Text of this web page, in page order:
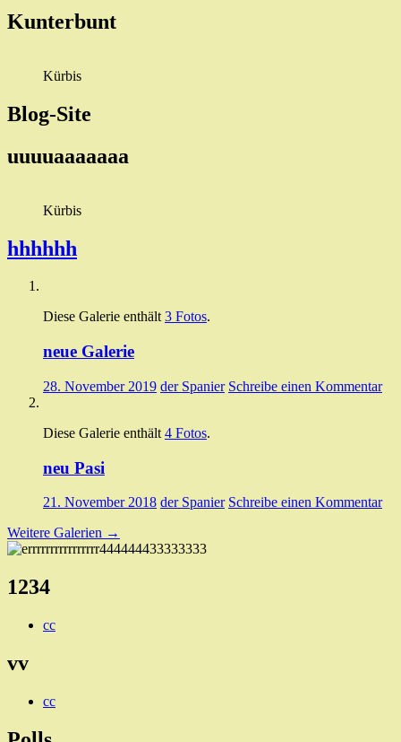
Kunterbunt
Kürbis
Blog-Site
uuuuaaaaaaa
Kürbis
hhhhhh
Diese Galerie enthält3 Fotos.
neue Galerie
28. November 2019 der Spanier Schreibe einen Kommentar
Diese Galerie enthält 4 Fotos.
neu Pasi
21. November 2018 der Spanier Schreibe einen Kommentar
Weitere Galerien →
1234
cc
vv
cc